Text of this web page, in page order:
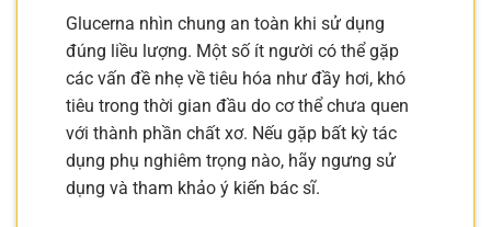
Glucerna nhìn chung an toàn khi sử dụng
đúng liều lượng. Một số ít người có thể gặp
các vấn đề nhẹ về tiêu hóa như đầy hơi, khó
tiêu trong thời gian đầu do cơ thể chưa quen
với thành phần chất xơ. Nếu gặp bất kỳ tác
dụng phụ nghiêm trọng nào, hãy ngưng sử
dụng và tham khảo ý kiến bác sĩ.